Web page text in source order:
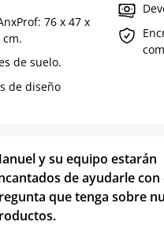
76 x 47 x
de suelo.
de diseño
y su equipo estarán
de ayudarle
que tenga sobre